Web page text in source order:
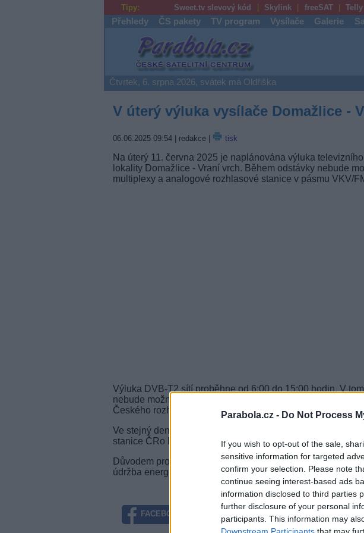
Parabola.cz - Do Not Process
If you wish to opt-out of the sale,
sensitive information for targeted
confirm your selection. Please note
continue seeing interest-based ads
information disclosed to third parties
further disclosure of your personal
participants. This information may
Downstream Participants that may
Tipy: Sweet.tv slevový kód Skylink freeSAT Telly
Přehledy ČS pakety TV program Vysílače Galerie
Parabola.cz
Čtvrtek, 6. srpna 2026, svátek má Oldřiška
V úterý výluka vysílače Domažlice -
06.06.2025 09:54| redakce | tisk
Na úterý 11. června 2025 je naplánována výluka
lokality Domažlice - Vraní vrch. Během odstávky nebude
multiplexy a analogové rozhlasové stanice v pásmu VKV/
Výluka DVB-T2 sítí proběhne od 6:00 do 15:00 hodin. V
nebude možné z vysílače naladit DVB-T2
Českého rozhlasu a ani
multiplex 22 multiplex 23
s
Ve stejný den se od 10:00 do 15:00 hodin z vysílače Vraní
stanice ČRo Radiožurnál a ČRo Plzeň.
Důvodem pro výluku vysílání je pravidelná kontrola
údržba energetiky a vysílací technologie.
FACEBOOK TWITTER